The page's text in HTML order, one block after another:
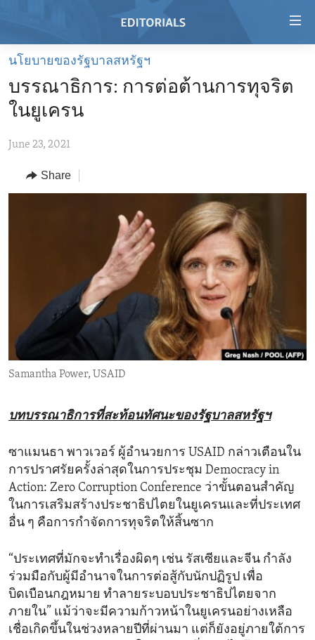
Skip
main
content
to
Navigation
Skip
VIDEO
RADIO
REGIONS
AFRICA
MIDDLE EAST
TOPICS
SECURITY AND DEFENSE
AID AND DEVELOPMENT
DEMOCRACY AND GOVERNANCE
ECONOMY AND TRADE
ENVIRONMENT AND HEALTH
IDEALS AND INSTITUTIONS
นโยบายของรัฐบาลสหรัฐฯ
บรรณาธิการ: การต่อต้านการทุจริต
ในยูเครน
June 23, 2021
Share
Samantha Power, USAID
บทบรรณาธิการที่สะท้อนทัศนะของรัฐบาลสหรัฐฯ
ซาแมนธา พาวเวอร์ ผู้อำนวยการ USAID กล่าวเตือนใน
การปราศรัยครั้งล่าสุดในการประชุม Democracy in
Action: Zero Corruption Conference ว่าขั้นตอนสำคัญ
ในการเสริมสร้างประชาธิปไตยในยูเครนและที่ประเทศ
อื่น ๆ คือการกำจัดการทุจริตให้สิ้นซาก
“ประเทศที่มักจะทำเรื่องผิดๆ เช่น รัสเซียและจีน กำลัง
ร่วมมือกับผู้มีอำนาจในการต่อสู้กับนักปฏิรูป เพื่อ
บิดเบือนกฎหมาย ทำลายระบอบประชาธิปไตยจาก
ภายใน” แม้ว่าจะมีความก้าวหน้าในยูเครนอย่างเหลือ
เชื่อเกิดขึ้นในช่วงหลายปีที่ผ่านมา แต่ก็ยังอยู่ภายใต้การ